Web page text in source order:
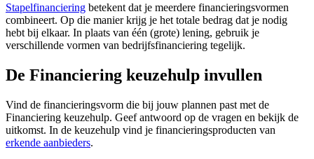
Stapelfinanciering betekent dat je meerdere financieringsvormen
combineert. Op die manier krijg je het totale bedrag dat je nodig
hebt bij elkaar. In plaats van één (grote) lening, gebruik je
verschillende vormen van bedrijfsfinanciering tegelijk.
De Financiering keuzehulp invullen
Vind de financieringsvorm die bij jouw plannen past met de
Financiering keuzehulp. Geef antwoord op de vragen en bekijk de
uitkomst. In de keuzehulp vind je financieringsproducten van
erkende aanbieders.